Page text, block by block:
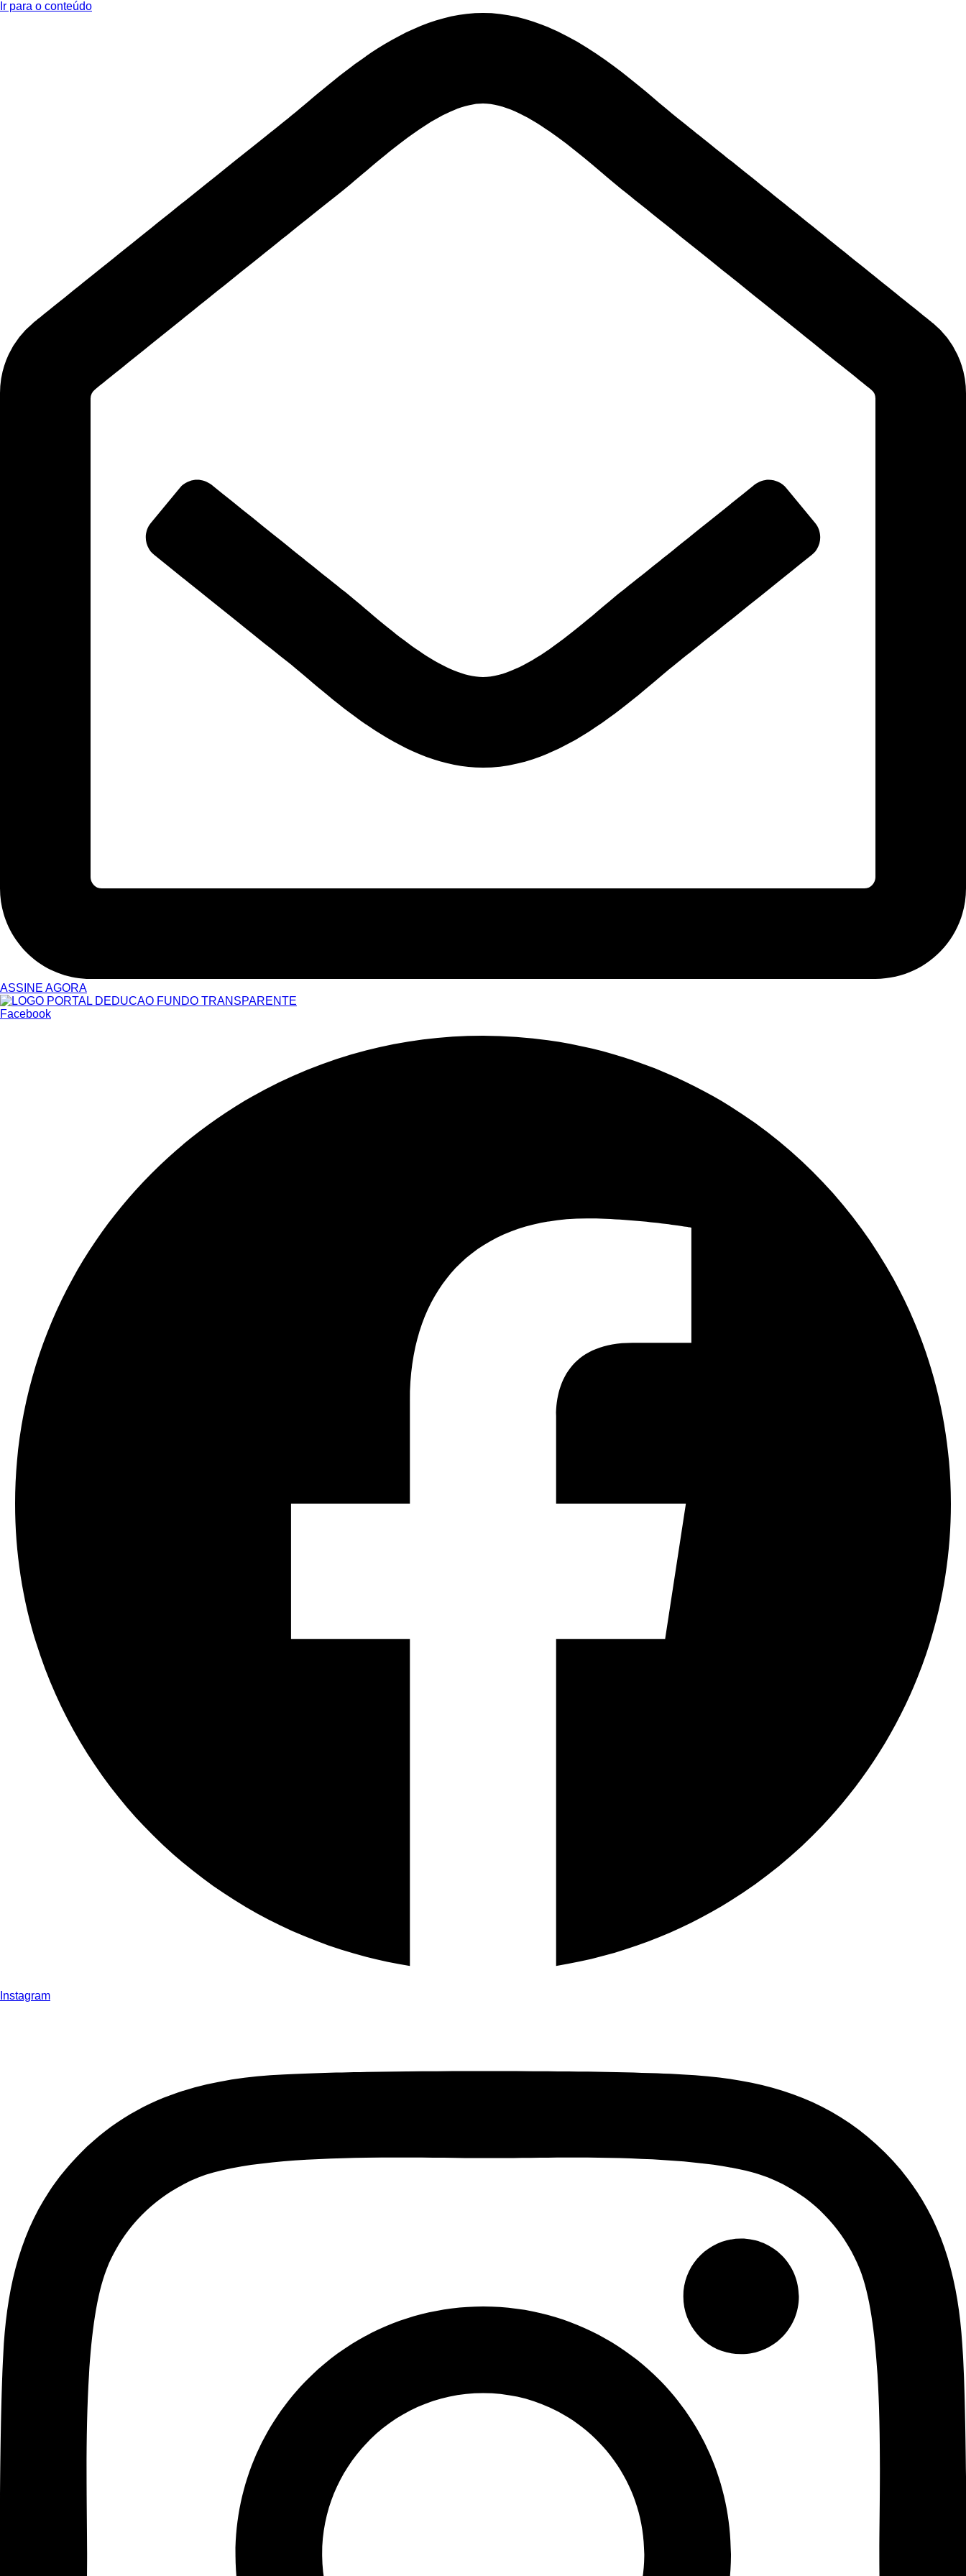
Ir para o conteúdo
ASSINE AGORA
Facebook
Instagram